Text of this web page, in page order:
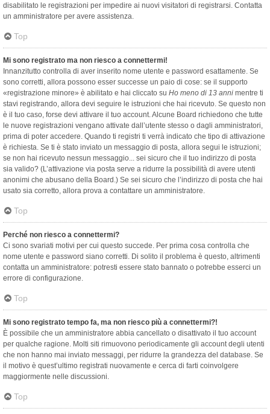
disabilitato le registrazioni per impedire ai nuovi visitatori di registrarsi. Contatta
un amministratore per avere assistenza.
Top
Mi sono registrato ma non riesco a connettermi!
Innanzitutto controlla di aver inserito nome utente e password esattamente. Se
sono corretti, allora possono esser successe un paio di cose: se il supporto
«registrazione minore» è abilitato e hai cliccato su Ho meno di 13 anni mentre ti
stavi registrando, allora devi seguire le istruzioni che hai ricevuto. Se questo non
è il tuo caso, forse devi attivare il tuo account. Alcune Board richiedono che tutte
le nuove registrazioni vengano attivate dall’utente stesso o dagli amministratori,
prima di poter accedere. Quando ti registri ti verrà indicato che tipo di attivazione
è richiesta. Se ti è stato inviato un messaggio di posta, allora segui le istruzioni;
se non hai ricevuto nessun messaggio... sei sicuro che il tuo indirizzo di posta
sia valido? (L’attivazione via posta serve a ridurre la possibilità di avere utenti
anonimi che abusano della Board.) Se sei sicuro che l’indirizzo di posta che hai
usato sia corretto, allora prova a contattare un amministratore.
Top
Perché non riesco a connettermi?
Ci sono svariati motivi per cui questo succede. Per prima cosa controlla che
nome utente e password siano corretti. Di solito il problema è questo, altrimenti
contatta un amministratore: potresti essere stato bannato o potrebbe esserci un
errore di configurazione.
Top
Mi sono registrato tempo fa, ma non riesco più a connettermi?!
È possibile che un amministratore abbia cancellato o disattivato il tuo account
per qualche ragione. Molti siti rimuovono periodicamente gli account degli utenti
che non hanno mai inviato messaggi, per ridurre la grandezza del database. Se
il motivo è quest’ultimo registrati nuovamente e cerca di farti coinvolgere
maggiormente nelle discussioni.
Top